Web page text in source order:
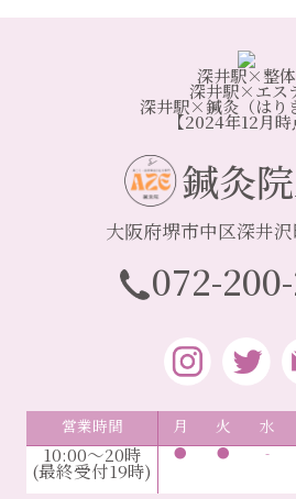
深井駅×整体
深井駅×エス
深井駅×鍼灸（はり
【2024年12月時
鍼灸
大阪府堺市中区深井
072-
営業時間 月 火 水
10:00～20時
(最終受付19時)
● ● -